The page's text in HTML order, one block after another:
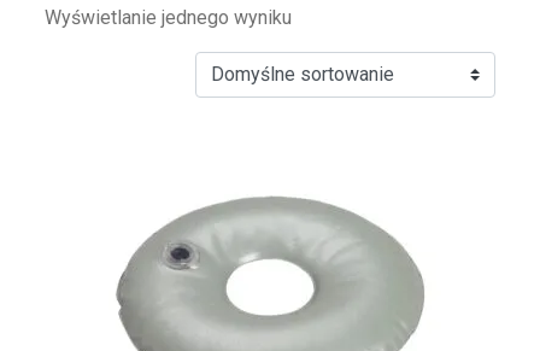
Wyświetlanie jednego wyniku